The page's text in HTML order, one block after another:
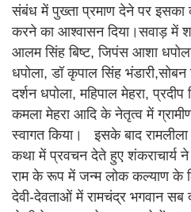
संबंध में पुख्ता प्रमाण देने पर इसका
करने का आश्वासन दिया।सवाड़ में
आलम सिंह बिष्ट, जिपंस आशा
धपोला, डॉ कृपाल सिंह भंडारी,सोबन
दर्शन धपोला, महिपाल मेहरा, प्रदीप
कमला मेहरा आदि के नेतृत्व में
स्वागत किया। इसके बाद रामलीला
कथा में प्रवचन देते हुए शंकराचार्य ने
राम के रूप में जन्म लोक कल्याण के
देवी-देवताओं में रामचंद्र भगवान सब